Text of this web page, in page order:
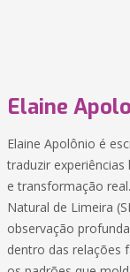
Elaine
Elaine Apolônio é
traduzir
e transformação real.
Natural de Limeira
observação
dentro das relações